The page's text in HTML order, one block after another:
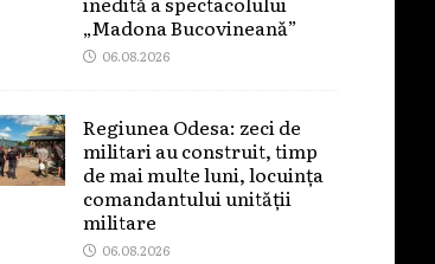
„Madona Bucovineană”
06.08.2026
Regiunea Odesa: zeci de
militari au construit, timp
de mai multe luni, locuința
comandantului unității
militare
06.08.2026